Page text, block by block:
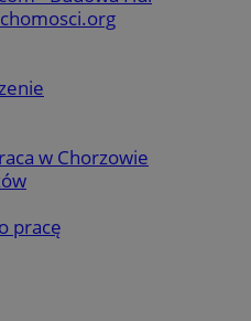
w Chorzowie
pracę